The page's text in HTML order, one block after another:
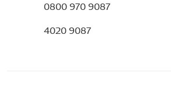
0800 970 9087
4020 9087